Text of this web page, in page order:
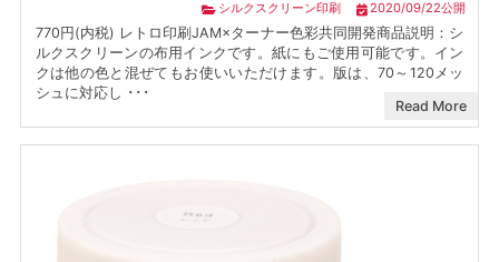
シルクスクリーン印刷 2020/09/22公開
770円(内税) レトロ印刷JAM×ターナー色彩共同開発商品説明：シ
ルクスクリーンの布用インクです。紙にもご使用可能です。イン
クは他の色と混ぜてもお使いいただけます。版は、70～120メッ
シュに対応し ･･･
Read More